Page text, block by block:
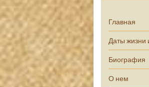
Главная
Даты жизни
Биография
О нем